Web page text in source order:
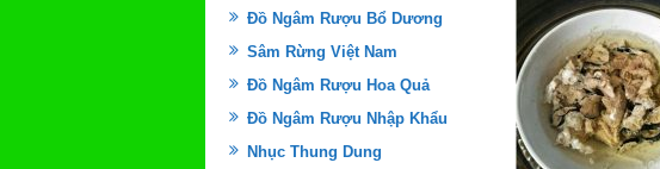
Đồ Ngâm Rượu Bổ Dương
Sâm Rừng Việt Nam
Đồ Ngâm Rượu Hoa Quả
Đồ Ngâm Rượu Nhập Khẩu
Nhục Thung Dung